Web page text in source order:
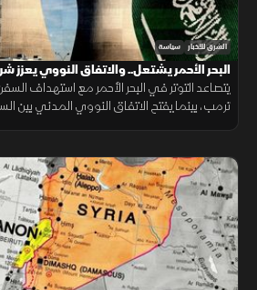
الشرق للأخبار سياسة
البحر الأحمر يشتعل.. والاتفاق النووي يعزز
يتصاعد التوتر في البحر الأحمر مع استهداف
ترمب، بينما يفتح الاتفاق النووي المدني بين